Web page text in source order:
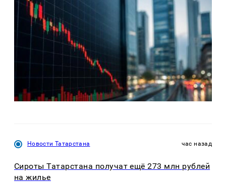
Новости Татарстана час назад
Сироты Татарстана получат ещё 273 млн рублей
на жилье